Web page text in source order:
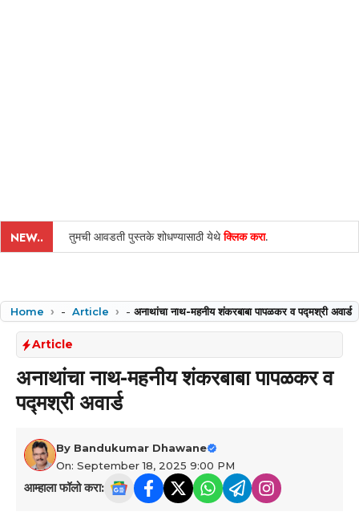
NEW.. तुमची आवडती पुस्तके शोधण्यासाठी येथेक्लिक करा.
Home - Article - अनाथांचा नाथ-महनीय शंकरबाबा पापळकर व पद्मश्री अवार्ड
Article
अनाथांचा नाथ-महनीय शंकरबाबा पापळकर व
पद्मश्री अवार्ड
By Bandukumar Dhawane
On: September 18, 2025 9:00 PM
आम्हाला फॉलो करा: